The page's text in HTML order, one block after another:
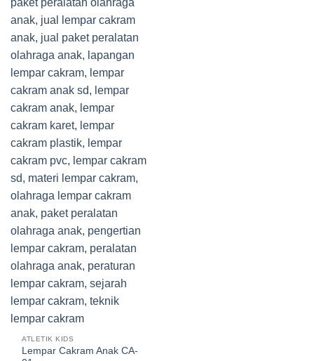
ATLETIK KIDS
Lempar Cakram Anak CA-